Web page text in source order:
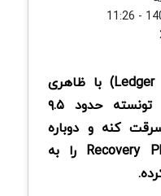
اپلیکیشن جعلی لجر (Ledger Live) با ظاهری
کاملا مشابه نسخه رسمی تونسته حدود ۹.۵
کنه و دوباره
اهمیت محافظت از Recovery Phrase را به